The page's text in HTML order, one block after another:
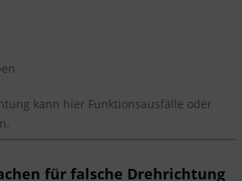
kann hier Funktionsausfälle oder
für falsche Drehrichtung